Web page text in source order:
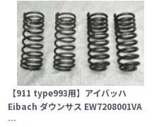
【911 type993用】アイバッハ
Eibach ダウンサス EW7208001VA
…